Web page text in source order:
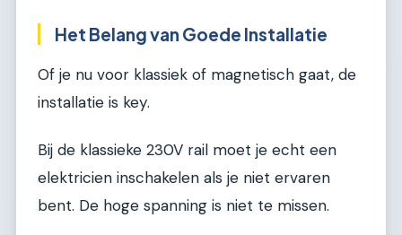
Het Belang van Goede Installatie
Of je nu voor klassiek of magnetisch gaat, de
installatie is key.
Bij de klassieke 230V rail moet je echt een
elektricien inschakelen als je niet ervaren
bent. De hoge spanning is niet te missen.